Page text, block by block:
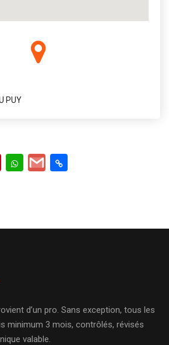
PUY
d’un pro. Sans exception, tous les
minimum 3 mois, contrôlés, révisés
valable.